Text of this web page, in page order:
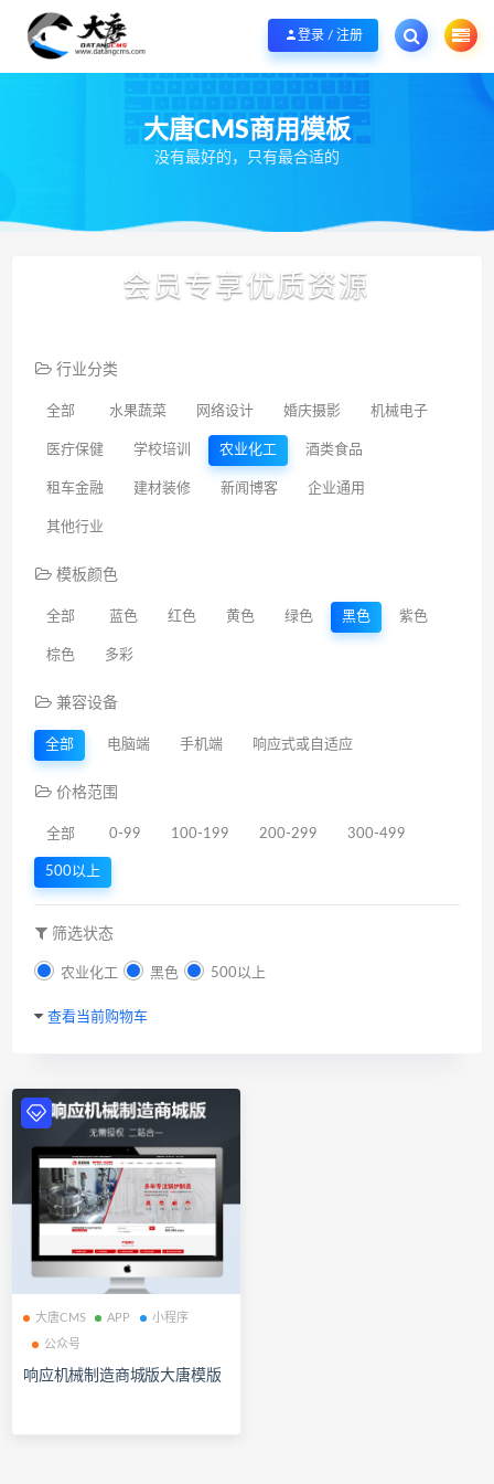
欢迎您光临大唐CMS网，本站秉承服务宗旨 履行“站长”责任，销售只是起点 服
登录 / 注册
大唐CMS商用模板
没有最好的，只有最合适的
会员专享优质资源
行业分类
全部 水果蔬菜 网络设计 婚庆摄影 机械电子
医疔保健 学校培训 农业化工 酒类食品
租车金融 建材装修 新闻博客 企业通用
其他行业
模板颜色
全部 蓝色 红色 黄色 绿色 黑色 紫色
棕色 多彩
兼容设备
全部 电脑端 手机端 响应式或自适应
价格范围
全部 0-99 100-199 200-299 300-499
500以上
筛选状态
农业化工 黑色 500以上
查看当前购物车
大唐CMS APP 小程序
公众号
响应机械制造商城版大唐模版